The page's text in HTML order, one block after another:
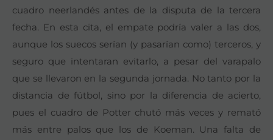
cuadro neerlandés antes de la disputa de la tercera
fecha. En esta cita, el empate podría valer a las dos,
aunque los suecos serían (y pasarían como) terceros, y
seguro que intentaran evitarlo, a pesar del varapalo
que se llevaron en la segunda jornada. No tanto por la
distancia de fútbol, sino por la diferencia de acierto,
pues el cuadro de Potter chutó más veces y remató
más entre palos que los de Koeman. Una falta de